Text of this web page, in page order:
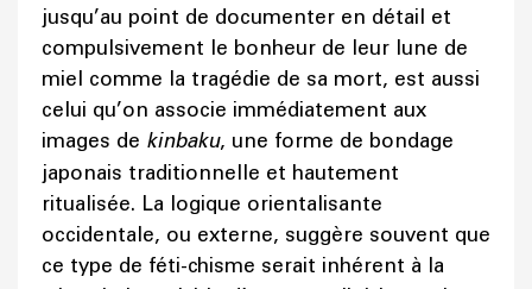
jusqu’au point de documenter en détail et
compulsivement le bonheur de leur lune de
miel comme la tragédie de sa mort, est aussi
celui qu’on associe immédiatement aux
images de kinbaku, une forme de bondage
japonais traditionnelle et hautement
ritualisée. La logique orientalisante
occidentale, ou externe, suggère souvent que
ce type de féti-chisme serait inhérent à la